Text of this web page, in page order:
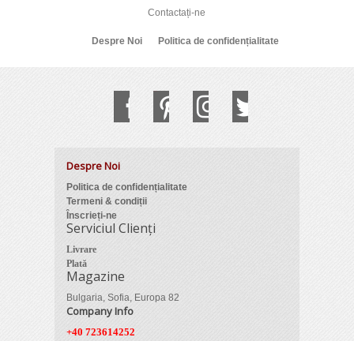
Contactați-ne
Despre Noi Politica de confidențialitate
Despre Noi
Politica de confidențialitate
Termeni & condiții
Înscrieți-ne
Serviciul Clienți
Livrare
Plată
Magazine
Bulgaria, Sofia, Europa 82
Company Info
+40 723614252